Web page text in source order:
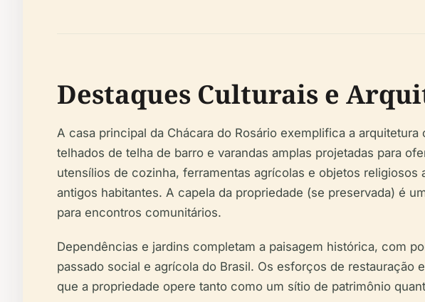
Destaques Culturais e
A casa principal da Chácara do Rosário exemplifica a
telhados de telha de barro e varandas amplas projetadas para
utensílios de cozinha, ferramentas agrícolas e objetos
antigos habitantes. A capela da propriedade (se preservada) é
para encontros comunitários.
Dependências e jardins completam a paisagem histórica, com
passado social e agrícola do Brasil. Os esforços de
que a propriedade opere tanto como um sítio de patrimônio